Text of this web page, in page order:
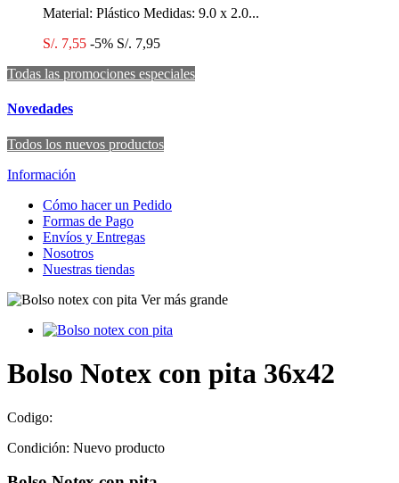
Material: Plástico Medidas: 9.0 x 2.0...
S/. 7,55 -5% S/. 7,95
Todas las promociones especiales
Novedades
Todos los nuevos productos
Información
Cómo hacer un Pedido
Formas de Pago
Envíos y Entregas
Nosotros
Nuestras tiendas
Ver más grande
Bolso Notex con pita 36x42
Codigo:
Condición: Nuevo producto